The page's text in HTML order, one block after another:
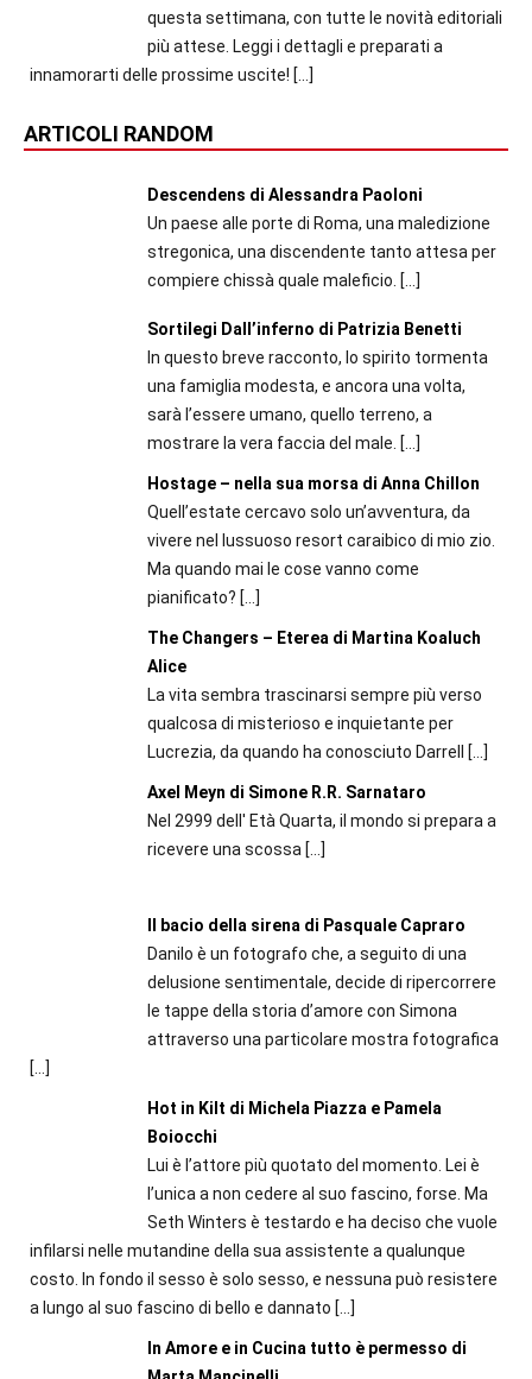
questa settimana, con tutte le novità editoriali
più attese. Leggi i dettagli e preparati a
innamorarti delle prossime uscite! […]
ARTICOLI RANDOM
Descendens di Alessandra Paoloni
Un paese alle porte di Roma, una maledizione
stregonica, una discendente tanto attesa per
compiere chissà quale maleficio. […]
Sortilegi Dall’inferno di Patrizia Benetti
In questo breve racconto, lo spirito tormenta
una famiglia modesta, e ancora una volta,
sarà l’essere umano, quello terreno, a
mostrare la vera faccia del male. […]
Hostage – nella sua morsa di Anna Chillon
Quell’estate cercavo solo un’avventura, da
vivere nel lussuoso resort caraibico di mio zio.
Ma quando mai le cose vanno come
pianificato? […]
The Changers – Eterea di Martina Koaluch
Alice
La vita sembra trascinarsi sempre più verso
qualcosa di misterioso e inquietante per
Lucrezia, da quando ha conosciuto Darrell […]
Axel Meyn di Simone R.R. Sarnataro
Nel 2999 dell' Età Quarta, il mondo si prepara a
ricevere una scossa […]
Il bacio della sirena di Pasquale Capraro
Danilo è un fotografo che, a seguito di una
delusione sentimentale, decide di ripercorrere
le tappe della storia d’amore con Simona
attraverso una particolare mostra fotografica
[…]
Hot in Kilt di Michela Piazza e Pamela
Boiocchi
Lui è l’attore più quotato del momento. Lei è
l’unica a non cedere al suo fascino, forse. Ma
Seth Winters è testardo e ha deciso che vuole
infilarsi nelle mutandine della sua assistente a qualunque
costo. In fondo il sesso è solo sesso, e nessuna può resistere
a lungo al suo fascino di bello e dannato […]
In Amore e in Cucina tutto è permesso di